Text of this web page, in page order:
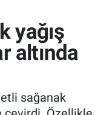
yağış
altında
sağanak